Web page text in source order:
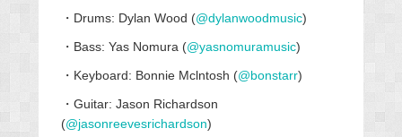
・Drums: Dylan Wood (@dylanwoodmusic)
・Bass: Yas Nomura (@yasnomuramusic)
・Keyboard: Bonnie Mclntosh (@bonstarr)
・Guitar: Jason Richardson
(@jasonreevesrichardson)